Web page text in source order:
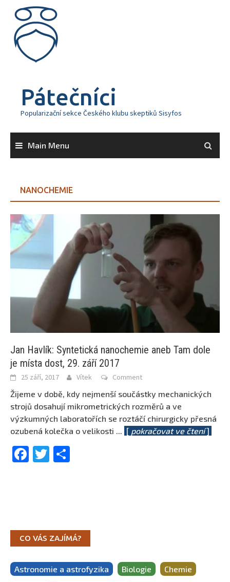
content
Pátečníci
Popularizační sekce Českého klubu skeptiků Sisyfos
Main Menu
NANOCHEMIE
Jan Havlík: Syntetická nanochemie aneb Tam dole
je místa dost, 29. září 2017
25 září, 2017 Vítek Comment
Žijeme v době, kdy nejmenší součástky mechanických
strojů dosahují mikrometrických rozměrů a ve
výzkumných laboratořích se roztáčí chirurgicky přesná
ozubená kolečka o velikosti ... [ pokračovat ve čtení]
Facebook
Twitter
CO VÁS ZAJÍMÁ?
Astronomie a astrofyzika Biologie Chemie